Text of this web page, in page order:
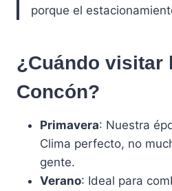
porque el
¿Cuándo visitar
Concón?
Primavera: Nuestra
Clima perfecto, no
gente.
Verano: Ideal para